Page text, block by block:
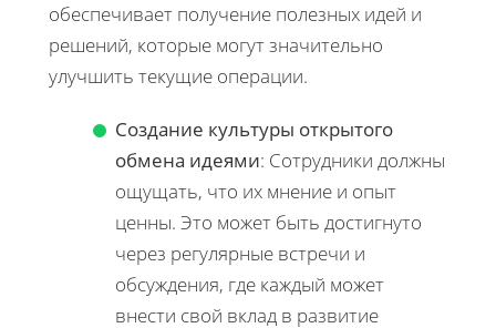
обеспечивает получение полезных идей и
решений, которые могут значительно
улучшить текущие операции.
Создание культуры открытого
обмена идеями: Сотрудники должны
ощущать, что их мнение и опыт
ценны. Это может быть достигнуто
через регулярные встречи и
обсуждения, где каждый может
внести свой вклад в развитие